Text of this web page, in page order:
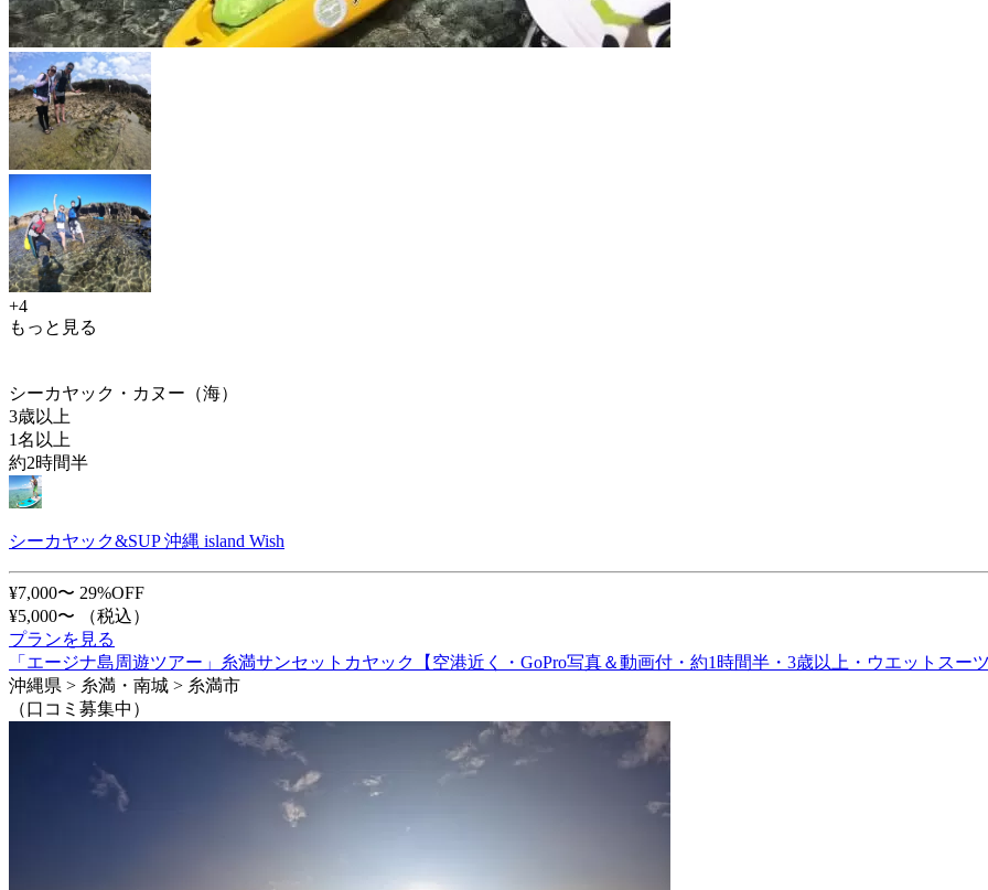
+4
もっと見る
シーカヤック・カヌー（海）
3歳以上
1名以上
約2時間半
シーカヤック&SUP 沖縄 island Wish
¥7,000〜 29%OFF
¥5,000〜
（税込）
プランを見る
「エージナ島周遊ツアー」糸満サンセットカヤック【空港近く・GoPro写真＆動画付・約1時間半・3歳以上・ウエットスー
沖縄県 > 糸満・南城 > 糸満市
（口コミ募集中）